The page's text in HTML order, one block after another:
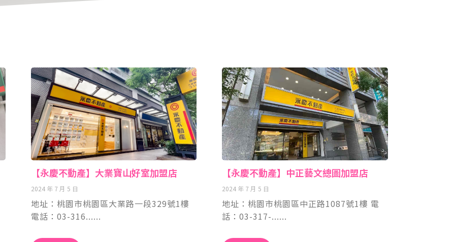
【永慶不動產】大業寶山好室加盟店
2024 年 7 月 5 日
地址：桃園市桃園區大業路一段329號1樓
電話：03-316
【永慶不動產】中正藝文總圖加盟店
2024 年 7 月 5 日
地址：桃園市桃園區中正路1087號1樓 電
話：03-317-